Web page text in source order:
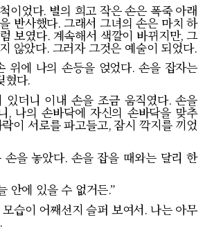
이었다. 별의 희고 작은 손은 폭죽 아래
반사했다. 그래서 그녀의 손은 마치 하
보였다. 계속해서 색깔이 바뀌지만,그
않았다. 그러자 그것은 예술이 되었다.
위에 나의 손등을 얹었다. 손을 잡자는
혔다.
있더니 이내 손을 조금 움직였다.손을
,나의 손바닥에 자신의 손바닥을 맞추
이 서로를 파고들고, 잠시 깍지를 끼었
손을 놓았다. 손을 잡을 때와는 달리 한
안에 있을 수 없거든.”
습이 어째선지 슬퍼 보여서. 나는 아무
.